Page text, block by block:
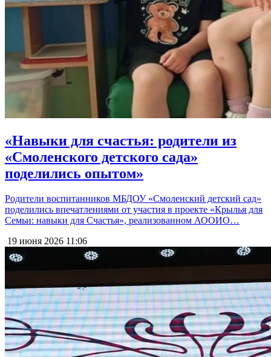
«Навыки для счастья: родители из
«Смоленского детского сада»
поделились опытом»
Родители воспитанников МБДОУ «Смоленский детский сад»
поделились впечатлениями от участия в проекте «Крылья для
Семьи: навыки для Счастья», реализованном АООИО…
19 июня 2026 11:06